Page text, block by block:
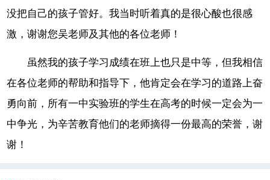
没把自己的孩子管好。我当时听着真的是很心酸也很感
激，谢谢您吴老师及其他的各位老师！
虽然我的孩子学习成绩在班上也只是中等，但我相信
在各位老师的帮助和指导下，他肯定会在学习的道路上奋
勇向前，所有一中实验班的学生在高考的时候一定会为一
中争光，为辛苦教育他们的老师摘得一份最高的荣誉，谢
谢！